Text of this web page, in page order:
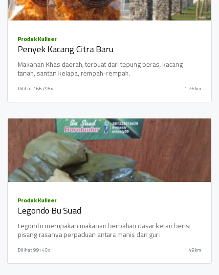
Produk Kuliner
Penyek Kacang Citra Baru
Makanan Khas daerah, terbuat dari tepung beras, kacang
tanah, santan kelapa, rempah-rempah.
Dilihat166796x 1.26km
Produk Kuliner
Legondo Bu Suad
Legondo merupakan makanan berbahan dasar ketan berisi
pisang rasanya perpaduan antara manis dan guri
Dilihat99140x 1.49km